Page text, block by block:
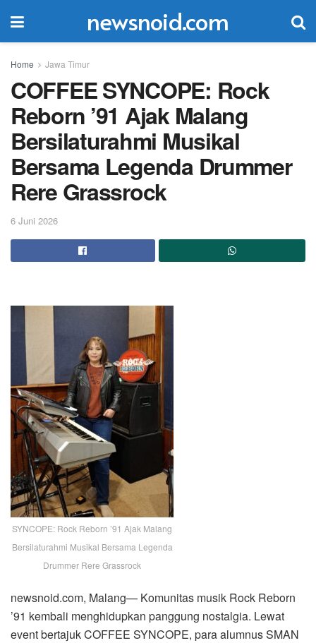
newsnoid.com
Home Jawa Timur
COFFEE SYNCOPE: Rock
Reborn ’91 Ajak Malang
Bersilaturahmi Musikal
Bersama Legenda Drummer
Rere Grassrock
6 Juni 2026
SYNCOPE: Rock Reborn ’91 Ajak Malang
Bersilaturahmi Musikal Bersama Legenda
Drummer Rere Grassrock
newsnoid.com, Malang— Komunitas musik Rock Reborn
’91 kembali menghidupkan panggung nostalgia. Lewat
event bertajuk COFFEE SYNCOPE, para alumnus SMAN